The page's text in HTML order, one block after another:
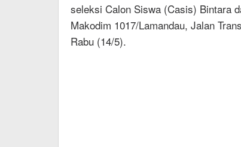
seleksi Calon Siswa (Casis) Bintara
Makodim 1017/Lamandau, Jalan
Rabu (14/5).